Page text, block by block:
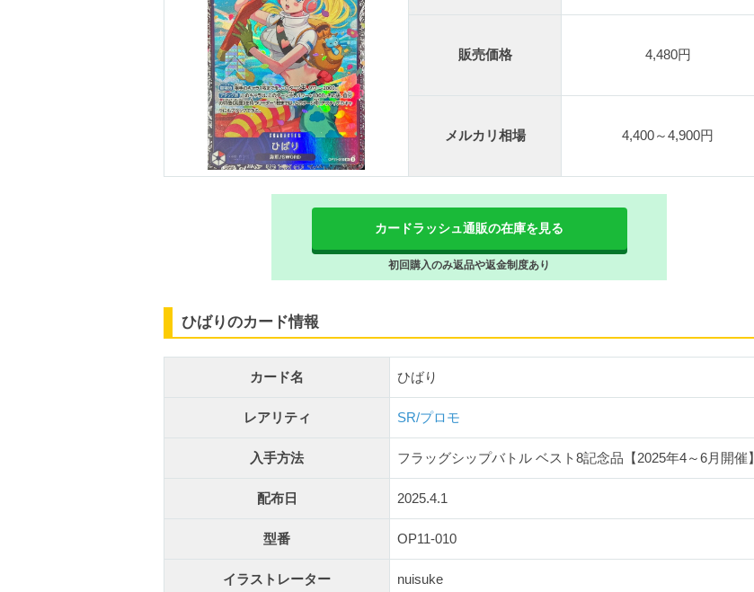
販売価格 4,480円
メルカリ相場 4,400～4,900円
カードラッシュ通販の在庫を見る
初回購入のみ返品や返金制度あり
ひばりのカード情報
カード名 ひばり
レアリティ SR/プロモ
入手方法 フラッグシップバトル ベスト8記念品【2025年4～6月開催】
配布日 2025.4.1
型番 OP11-010
イラストレーター nuisuke